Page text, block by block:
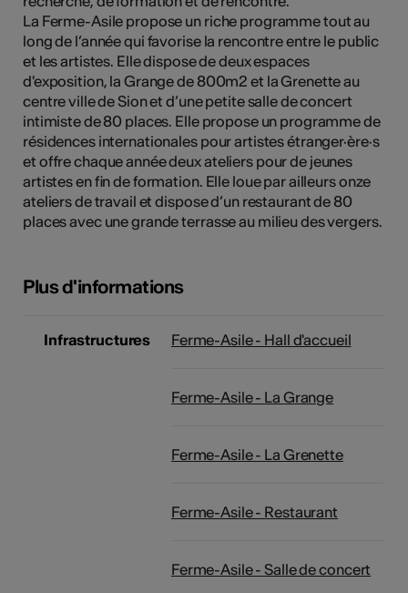
La Ferme-Asile propose un riche programme tout au
long de l’année qui favorise la rencontre entre le public
et les artistes. Elle dispose de deux espaces
d'exposition, la Grange de 800m2 et la Grenette au
centre ville de Sion et d’une petite salle de concert
intimiste de 80 places. Elle propose un programme de
résidences internationales pour artistes étranger·ère·s
et offre chaque année deux ateliers pour de jeunes
artistes en fin de formation. Elle loue par ailleurs onze
ateliers de travail et dispose d’un restaurant de 80
places avec une grande terrasse au milieu des vergers.
Plus d'informations
Infrastructures Ferme-Asile - Hall d'accueil
Ferme-Asile - La Grange
Ferme-Asile - La Grenette
Ferme-Asile - Restaurant
Ferme-Asile - Salle de concert